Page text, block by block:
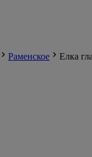
Раменское Елка